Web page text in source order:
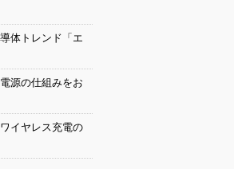
体トレンド「エ
源の仕組みをお
イヤレス充電の